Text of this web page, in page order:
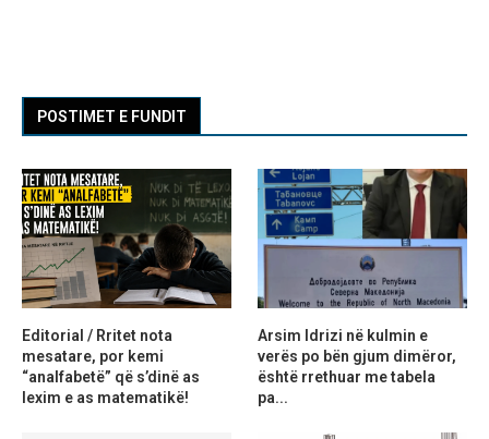
POSTIMET E FUNDIT
Editorial / Rritet nota
mesatare, por kemi
“analfabetë” që s’dinë as
lexim e as matematikë!
Arsim Idrizi në kulmin e
verës po bën gjum dimëror,
është rrethuar me tabela
pa...